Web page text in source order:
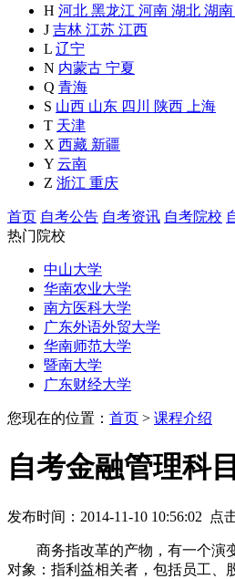
H 河北 黑龙江 河南 湖北 湖南
J 吉林 江苏 江西
L 辽宁
N 内蒙古 宁夏
Q 青海
S 山西 山东 四川 陕西
上海
T 天津
X 西藏 新疆
Y 云南
Z 浙江 重庆
首页 自考公告 自考资讯 自考院校
热门院校
中山大学
华南农业大学
南方医科大学
广东外语外贸大学
华南师范大学
暨南大学
广东财经大学
您现在的位置： 首页 > 课程介绍
自考金融管理科
发布时间：2014-11-10 10:56:02 点
商务指改革的产物，有一个演
对象：指利益相关者，包括员工、